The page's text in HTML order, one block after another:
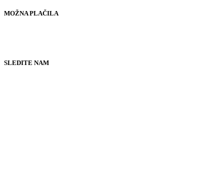
MOŽNA PLAČILA
SLEDITE NAM